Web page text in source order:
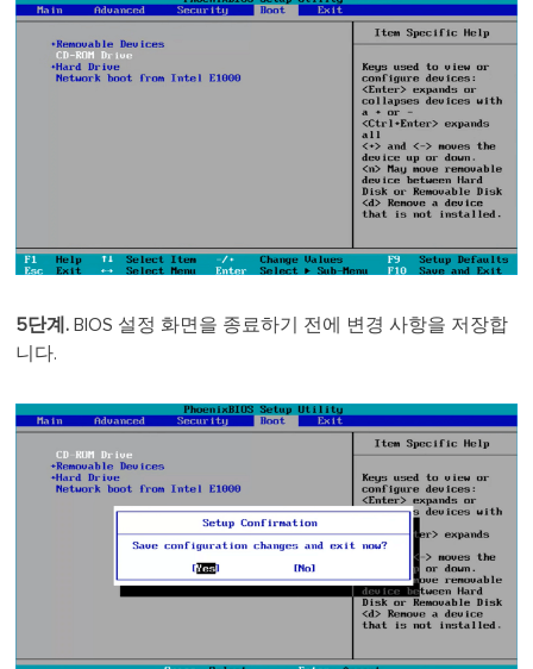
5단계. BIOS 설정 화면을 종료하기 전에 변경 사항을 저장합
니다.